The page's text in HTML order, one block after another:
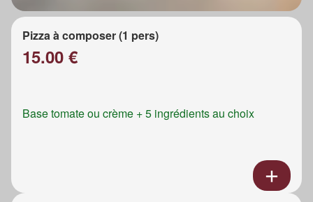
Pizza à composer (1 pers)
15.00 €
Base tomate ou crème + 5 ingrédients au choix